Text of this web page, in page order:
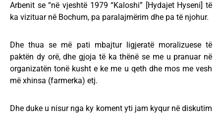
Arbenit se “në vjeshtë 1979 “Kaloshi” [Hydajet Hyseni] të
ka vizituar në Bochum, pa paralajmërim dhe pa të njohur.
Dhe thua se më pati mbajtur ligjeratë moralizuese të
paktën dy orë, dhe gjoja të ka thënë se me u pranuar në
organizatën tonë kusht e ke me u qeth dhe mos me vesh
më xhinsa (farmerka) etj.
Dhe duke u nisur nga ky koment yti jam kyqur në diskutim